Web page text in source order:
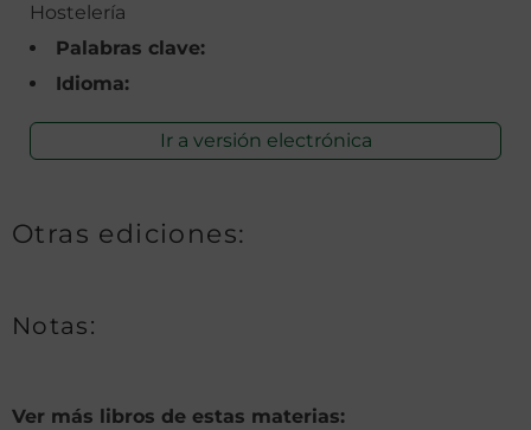
Hostelería
Palabras clave:
Idioma:
Ir a versión electrónica
Otras ediciones:
Notas:
Ver más libros de estas materias: